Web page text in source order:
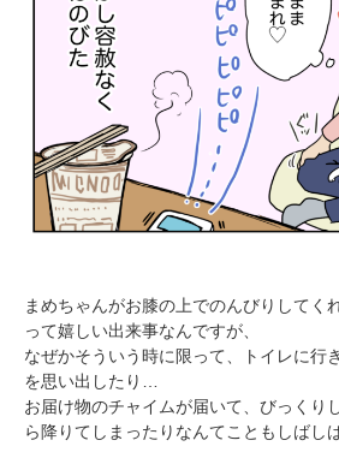
まめちゃんがお膝の上でのんびりしてく
って嬉しい出来事なんですが、
なぜかそういう時に限って、トイレに行
を思い出したり…
お届け物のチャイムが届いて、びっくり
ら降りてしまったりなんてこともしばしば